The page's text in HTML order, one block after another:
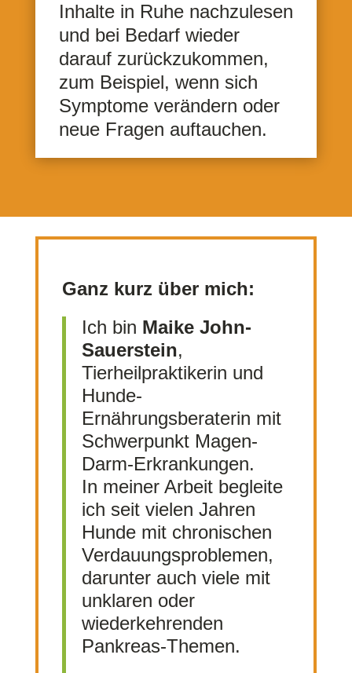
Inhalte in Ruhe nachzulesen
und bei Bedarf wieder
darauf zurückzukommen,
zum Beispiel, wenn sich
Symptome verändern oder
neue Fragen auftauchen.
Ganz kurz über mich:
Ich bin Maike John-
Sauerstein,
Tierheilpraktikerin und
Hunde-
Ernährungsberaterin mit
Schwerpunkt Magen-
Darm-Erkrankungen.
In meiner Arbeit begleite
ich seit vielen Jahren
Hunde mit chronischen
Verdauungsproblemen,
darunter auch viele mit
unklaren oder
wiederkehrenden
Pankreas-Themen.